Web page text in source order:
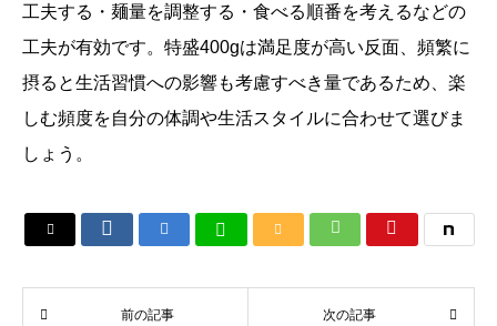
工夫する・麺量を調整する・食べる順番を考えるなどの
工夫が有効です。特盛400gは満足度が高い反面、頻繁に
摂ると生活習慣への影響も考慮すべき量であるため、楽
しむ頻度を自分の体調や生活スタイルに合わせて選びま
しょう。
     
前の記事 次の記事